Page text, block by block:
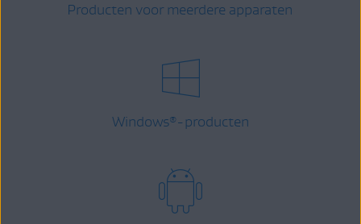
Producten voor meerdere apparaten
Windows® -producten